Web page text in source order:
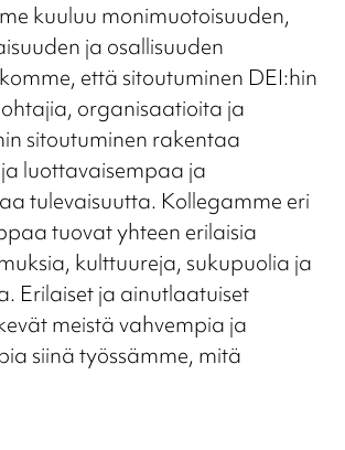
kuuluu monimuotoisuuden,
ja osallisuuden
että sitoutuminen DEI:hin
organisaatioita ja
sitoutuminen rakentaa
luottavaisempaa ja
tulevaisuutta. Kollegamme eri
tuovat yhteen erilaisia
kulttuureja, sukupuolia ja
Erilaiset ja ainutlaatuiset
meistä vahvempia ja
siinä työssämme, mitä